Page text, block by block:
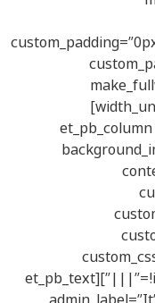
width_unit=”on” column_structure=”1_2,1_2″]
!important;” custom_padding__hover=”|||”][et_pb_text